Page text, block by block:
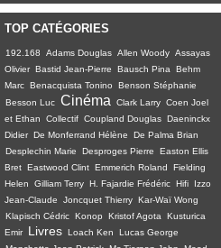
TOP CATÉGORIES
192.168 Adams Douglas Allen Woody Assayas
Olivier Bastid Jean-Pierre Bausch Pina
Behm
Marc Benacquista Tonino
Benson Stéphanie
Besson Luc Cinéma Clark Larry Coen Joel
et Ethan
Collectif Coupland Douglas Daeninckx
Didier De Monferrand Hélène
De Palma Brian
Desplechin Marie
Desproges Pierre
Easton Ellis
Bret Eastwood Clint Emmerich Roland
Fielding
Helen
Gilliam Terry H. Fajardie Frédéric Hifi
Izzo
Jean-Claude
Joncquet Thierry Kar-Waï Wong
Klapisch Cédric Konop Kristof Agota
Kusturica
Emir
Livres Loach Ken
Lucas George